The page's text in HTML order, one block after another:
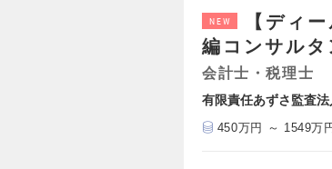
NEW
【ディ
編コンサルタ
会計士・税理士
有限責任あずさ監査法
450万円 ～ 1549万